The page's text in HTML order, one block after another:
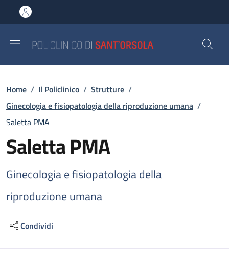
al contenuto principale
to footer content
Briciole di pane
Home / Il Policlinico / Strutture /
Ginecologia e fisiopatologia della riproduzione umana /
Saletta PMA
Saletta PMA
Ginecologia e fisiopatologia della
riproduzione umana
Condividi